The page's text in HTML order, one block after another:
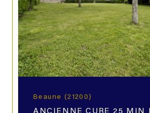
Beaune (21200)